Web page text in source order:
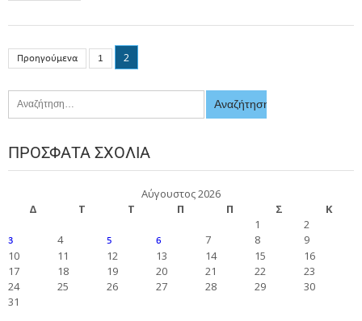
Προηγούμενα 1 2
ΠΡΌΣΦΑΤΑ ΣΧΌΛΙΑ
Αύγουστος 2026
Δ
Τ Τ Π Π Σ
Κ
1
2
3 4 5 6 7 8
9
10
11 12 13 14 15
16
17
18 19 20 21 22
23
24
25 26 27 28 29
30
31